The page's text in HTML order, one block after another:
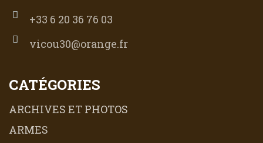
+33 6 20 36 76 03
vicou30@orange.fr
CATÉGORIES
ARCHIVES ET PHOTOS
ARMES